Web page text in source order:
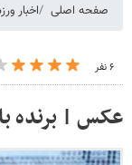
صفحه اصلی اخبار
۶ نفر
عکس | برنده